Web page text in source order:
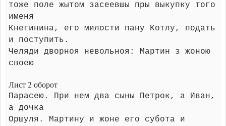
тоже поле жытом засеевшы пры выкупку того
именя
Кнегинина, его милости пану Котлу, подать
и поступить.
Челяди дворноя невольноя: Мартин з жоною
своею
Лист 2 оборот
Парасею. При нем два сыны Петрок, а Иван,
а дочка
Оршуля. Мартину и жоне его субота и